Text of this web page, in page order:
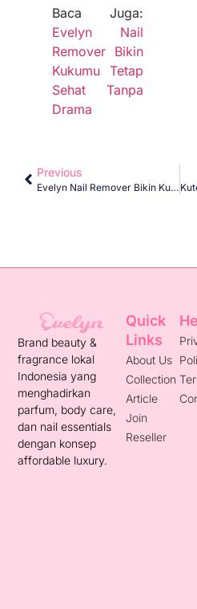
Baca Juga:
Evelyn Nail
Remover Bikin
Kukumu Tetap
Sehat Tanpa
Drama
Previous
Evelyn Nail Remover Bikin Kukumu Tetap Sehat Tanpa Drama
Brand beauty &
fragrance lokal
Indonesia yang
menghadirkan
parfum, body care,
dan nail essentials
dengan konsep
affordable luxury.
Quick
Links
About Us
Collection
Article
Join
Reseller